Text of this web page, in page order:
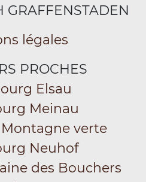
légales
PROCHES
Elsau
Meinau
verte
Neuhof
des Bouchers